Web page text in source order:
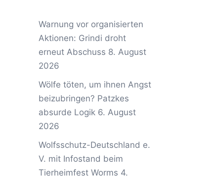
Warnung vor organisierten
Aktionen: Grindi droht
erneut Abschuss 8. August
2026
Wölfe töten, um ihnen Angst
beizubringen? Patzkes
absurde Logik 6. August
2026
Wolfsschutz-Deutschland e.
V. mit Infostand beim
Tierheimfest Worms 4.